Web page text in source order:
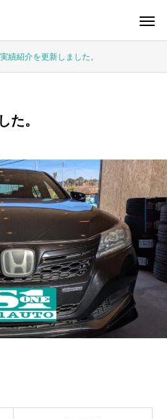
実績紹介を更新しました。
た。